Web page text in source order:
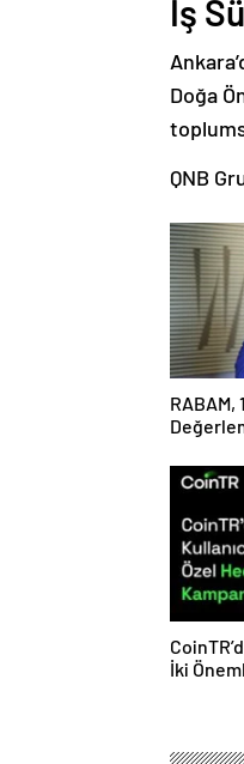
İş
Doğa
QNB
RABAM,
İki